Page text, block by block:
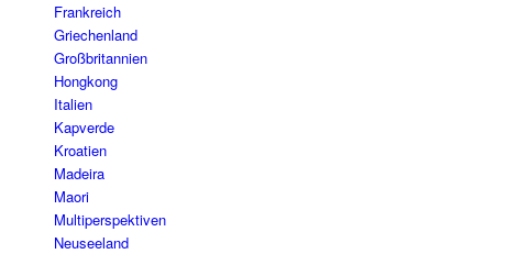
Frankreich
Griechenland
Großbritannien
Hongkong
Italien
Kapverde
Kroatien
Madeira
Maori
Multiperspektiven
Neuseeland